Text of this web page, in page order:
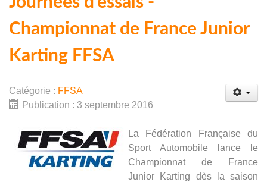
Championnat de France Junior
Karting FFSA
Catégorie : FFSA
Publication : 3 septembre 2016
La Fédération Française du
Sport Automobile lance le
Championnat de France
Junior Karting dès la saison